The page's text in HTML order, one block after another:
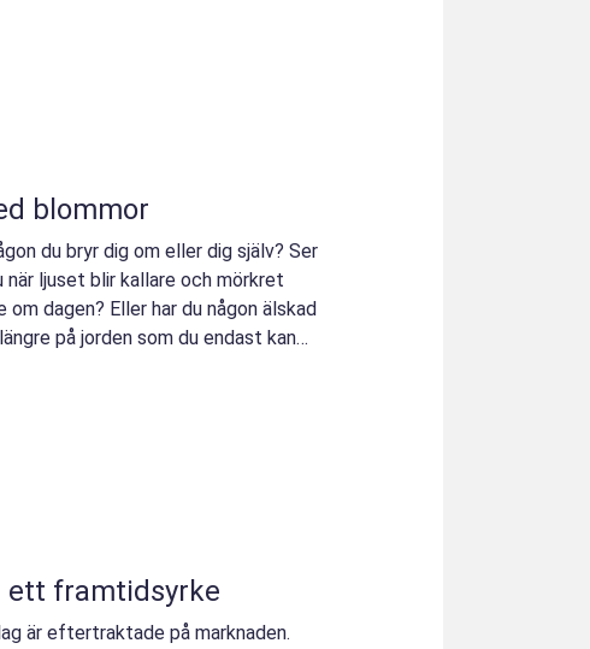
blommor
du bryr dig om eller dig själv? Ser
ljuset blir kallare och mörkret
dagen? Eller har du någon älskad
på jorden som du endast kan
ett framtidsyrke
är eftertraktade på marknaden.